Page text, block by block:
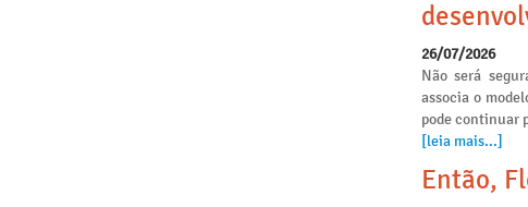
26/07/2026
Não será
associa o
pode continuar
[leia mais...]
Então,